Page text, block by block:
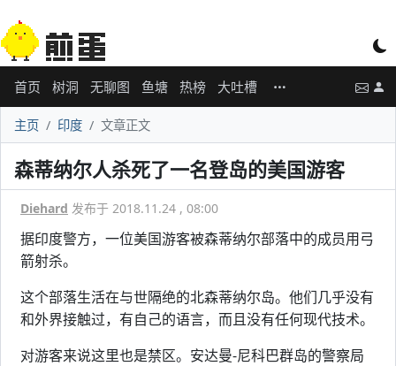
首页 树洞 无聊图 鱼塘 热榜 大吐槽
主页 印度 文章正文
森蒂纳尔人杀死了一名登岛的美国游客
Diehard 发布于 2018.11.24 , 08:00
据印度警方，一位美国游客被森蒂纳尔部落中的成员用弓
箭射杀。
这个部落生活在与世隔绝的北森蒂纳尔岛。他们几乎没有
和外界接触过，有自己的语言，而且没有任何现代技术。
对游客来说这里也是禁区。安达曼-尼科巴群岛的警察局